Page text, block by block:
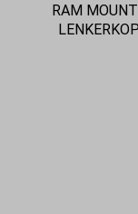
RAM